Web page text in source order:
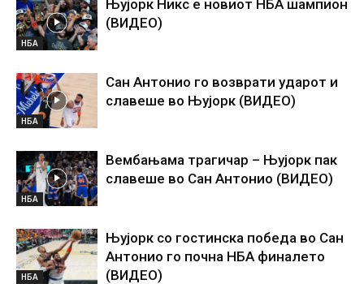
НБА
Њујорк Никс е новиот НБА шампион
(ВИДЕО)
НБА
Сан Антонио го возврати ударот и
славеше во Њујорк (ВИДЕО)
НБА
Вембањама трагичар – Њујорк пак
славеше во Сан Антонио (ВИДЕО)
НБА
Њујорк со гостинска победа во Сан
Антонио го почна НБА финалето
(ВИДЕО)